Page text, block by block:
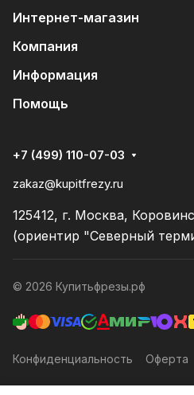
Интернет-магазин
Компания
Информация
Помощь
+7 (499) 110-07-03
zakaz@kupitfrezy.ru
125412, г. Москва,
(ориентир "Северный
© 2026 Купитьфрезы.рф
Конфиденциальность Оферта